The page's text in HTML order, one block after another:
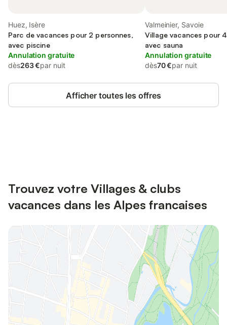
Huez, Isère
Parc de vacances pour 2 personnes,
avec piscine
Annulation gratuite
dès263 €par nuit
Valmeinier, Savoie
Village vacances pour
avec sauna
Annulation gratuite
dès70 €par nuit
Afficher toutes les offres
Trouvez votre Villages & clubs
vacances dans les Alpes francaises